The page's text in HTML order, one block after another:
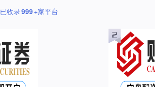
已收录999+家平台